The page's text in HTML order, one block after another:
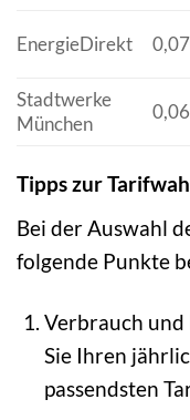
EnergieDirekt
Stadtwerke
München
Tipps zur
Bei der Auswahl
folgende Punkte
Verbrauch
Sie Ihren
passendsten